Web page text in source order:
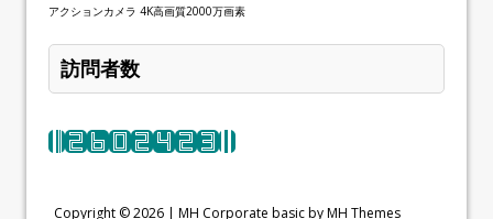
アクションカメラ 4K高画質2000万画素
訪問者数
Copyright © 2026 | MH Corporate basic by MH Themes